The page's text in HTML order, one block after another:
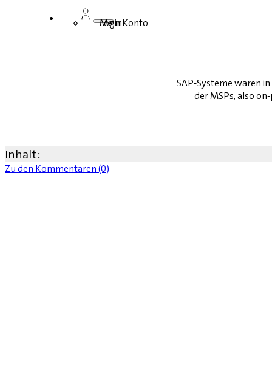
Login
Mein Konto
SAP-Systeme waren
der MSPs, also
Inhalt:
Zu den Kommentaren (0)